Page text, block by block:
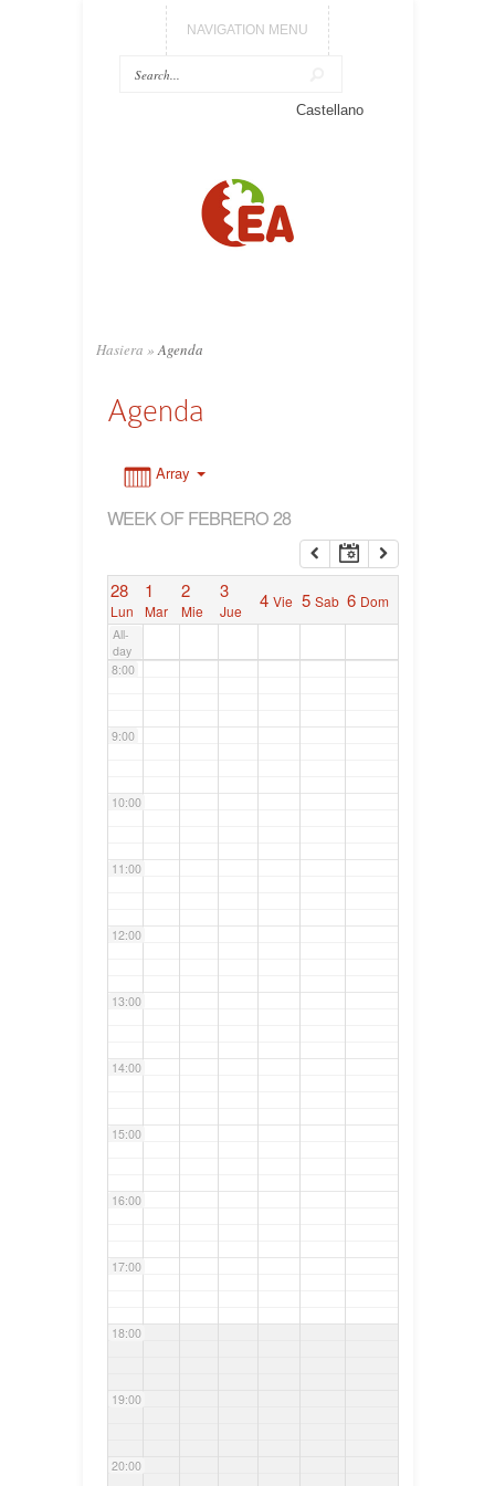
NAVIGATION MENU
Castellano
Hasiera » Agenda
Agenda
Array
WEEK OF FEBRERO 28
28
Lun
1
Mar
2
Mie
3
Jue 4 Vie 5 Sab 6 Dom
All-
day
4:00
5:00
7:00
8:00
9:00
10:00
11:00
12:00
13:00
14:00
15:00
16:00
17:00
18:00
19:00
20:00